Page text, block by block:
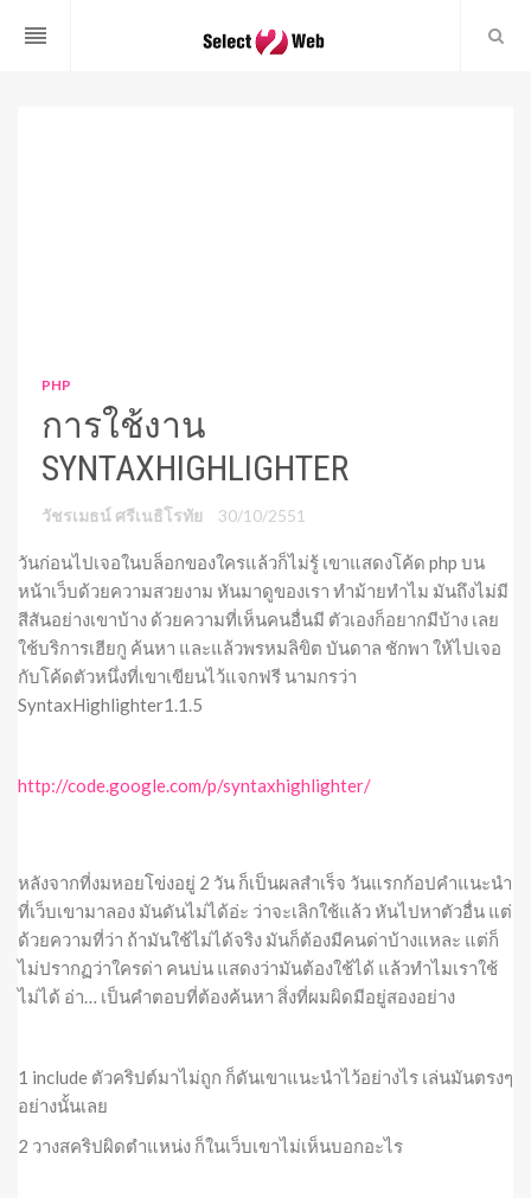
reorder
PHP
การใช้งาน
SYNTAXHIGHLIGHTER
วัชรเมธน์ ศรีเนธิโรทัย 30/10/2551
วันก่อนไปเจอในบล็อกของใครแล้วก็ไม่รู้ เขาแสดงโค้ด php บน
หน้าเว็บด้วยความสวยงาม หันมาดูของเรา ทำม้ายทำไม มันถึงไม่มี
สีสันอย่างเขาบ้าง ด้วยความที่เห็นคนอื่นมี ตัวเองก็อยากมีบ้าง เลย
ใช้บริการเฮียกู ค้นหา และแล้วพรหมลิขิต บันดาล ชักพา ให้ไปเจอ
กับโค้ดตัวหนึ่งที่เขาเขียนไว้แจกฟรี นามกรว่า
SyntaxHighlighter1.1.5
http://code.google.com/p/syntaxhighlighter/
หลังจากที่งมหอยโข่งอยู่ 2 วัน ก็เป็นผลสำเร็จ วันแรกก้อปคำแนะนำ
ที่เว็บเขามาลอง มันดันไม่ได้อ่ะ ว่าจะเลิกใช้แล้ว หันไปหาตัวอื่น แต่
ด้วยความที่ว่า ถ้ามันใช้ไม่ได้จริง มันก็ต้องมีคนด่าบ้างแหละ แต่ก็
ไม่ปรากฏว่าใครด่า คนบ่น แสดงว่ามันต้องใช้ได้ แล้วทำไมเราใช้
ไม่ได้ อ่า… เป็นคำตอบที่ต้องค้นหา สิ่งที่ผมผิดมีอยู่สองอย่าง
1 include ตัวคริปต์มาไม่ถูก ก็ดันเขาแนะนำไว้อย่างไร เล่นมันตรงๆ
อย่างนั้นเลย
2 วางสคริปผิดตำแหน่ง ก็ในเว็บเขาไม่เห็นบอกอะไร